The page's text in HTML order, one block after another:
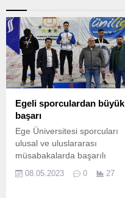
Egeli sporculardan büyük
başarı
Ege Üniversitesi sporcuları
ulusal ve uluslararası
müsabakalarda başarılı
sonuçlar almaya devam
ediyor.
08.05.2023 0 27